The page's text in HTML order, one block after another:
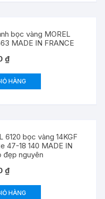
bọc vàng MOREL
MADE IN FRANCE
₫
HÀNG
6120 bọc vàng 14KGF
47-18 140 MADE IN
đẹp nguyên
₫
HÀNG